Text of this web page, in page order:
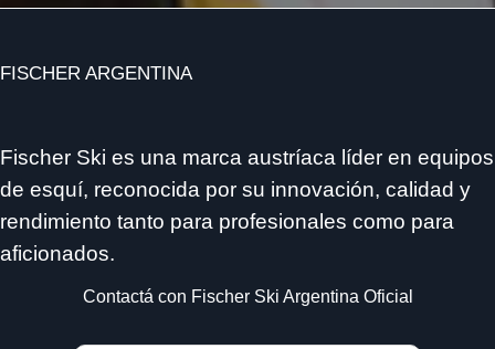
FISCHER ARGENTINA
Fischer Ski es una marca austríaca líder en equipos
de esquí, reconocida por su innovación, calidad y
rendimiento tanto para profesionales como para
aficionados.
Contactá con Fischer Ski Argentina Oficial